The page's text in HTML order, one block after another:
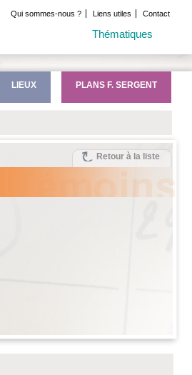
Qui sommes-nous ? Liens utiles Contact
Thématiques
Retour à la liste
LIEUX PLANS F. SERGENT